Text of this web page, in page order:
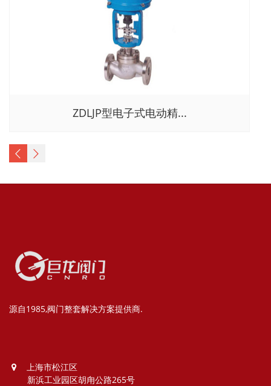
ZDLJP型电子式电动精...
源自1985,阀门整套解决方案提供商.
上海市松江区
新浜工业园区胡甪公路265号